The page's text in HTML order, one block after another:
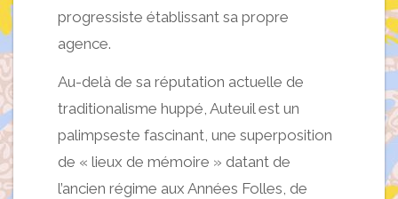
progressiste établissant sa propre
agence.
Au-delà de sa réputation actuelle de
traditionalisme huppé, Auteuil est un
palimpseste fascinant, une superposition
de « lieux de mémoire » datant de
l’ancien régime aux Années Folles, de